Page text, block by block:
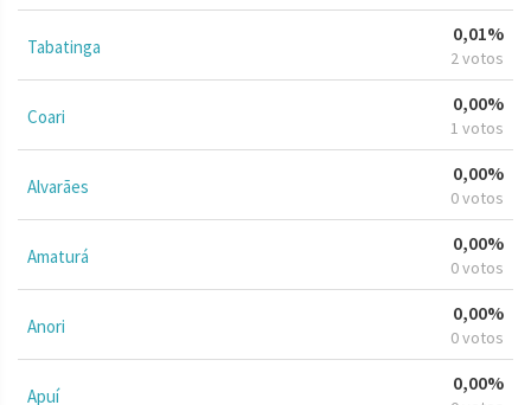
Tabatinga
0,01%
2 votos
Coari
0,00%
1 votos
Alvarães
0,00%
0 votos
Amaturá
0,00%
0 votos
Anori
0,00%
0 votos
Apuí
0,00%